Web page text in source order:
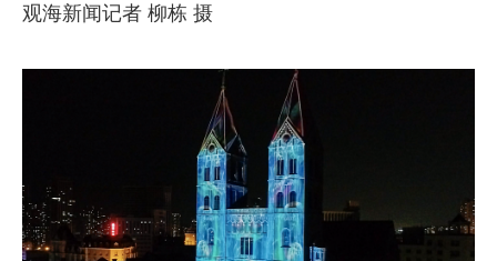
观海新闻记者 柳栋 摄